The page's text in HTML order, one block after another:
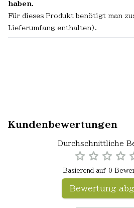
haben.
Für dieses Produkt benötigt man
Lieferumfang enthalten).
Kundenbewertungen
Durchschnittliche
Basierend auf 0
Bewertung